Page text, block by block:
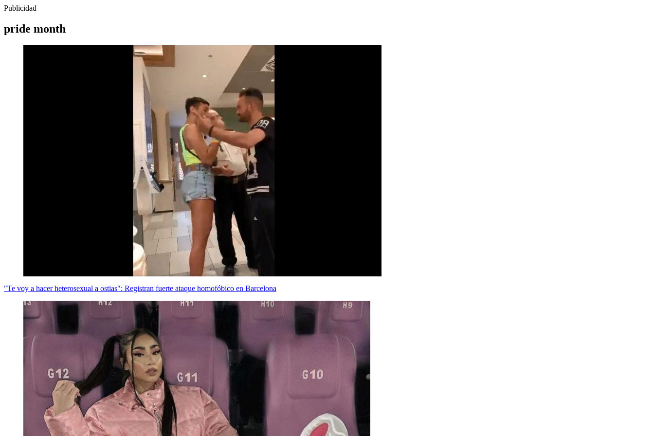
Publicidad
pride month
"Te voy a hacer heterosexual a ostias": Registran fuerte ataque homofóbico en Barcelona